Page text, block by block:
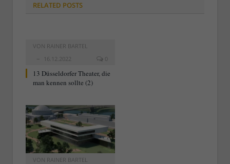
RELATED POSTS
VON RAINER BARTEL
16.12.2022
0
13 Düsseldorfer Theater, die
man kennen sollte (2)
VON RAINER BARTEL